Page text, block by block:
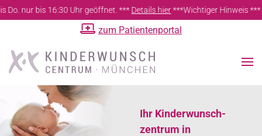
Zum Hauptinhalt springen
Uhr geöffnet. ***Details hier*** Wichtiger Hinweis *** Geänderte
zum Patientenportal
Ihr Kinderwunsch-
zentrum in